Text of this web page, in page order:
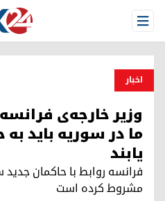
Open Menu
اخبار
وزیر خارجه‌ی
ما در سوریه باید
یابند
فرانسه روابط با حاکمان جدید
مشروط کرده است